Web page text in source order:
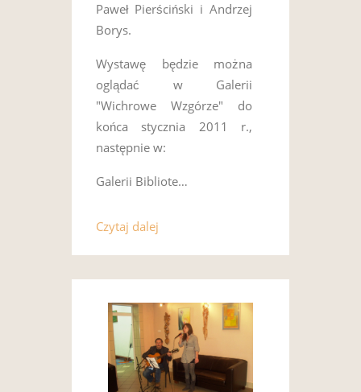
Paweł Pierściński i Andrzej
Borys.
Wystawę będzie można
oglądać w Galerii
"Wichrowe Wzgórze" do
końca stycznia 2011 r.,
następnie w:
Galerii Bibliote…
Czytaj dalej